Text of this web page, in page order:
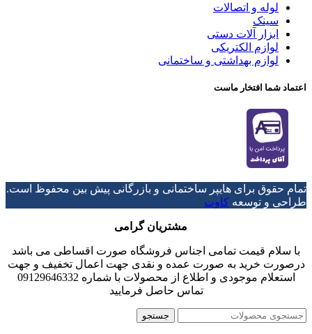
لوله و اتصالات
سینک
ابزار آلات دستی
لوازم الکتریکی
لوازم بهداشتی و ساختمانی
اعتماد شما افتخار ماست
تمام حقوق برای هایپر ساختمانی و بازرگانی پیش بین محفوظ است.
طراحی و توسعه کاوت
مشتریان گرامی
با سلام قیمت تمامی اجناس فروشگاه صورت اقساطی می باشد
درصورت خرید به صورت عمده و نقدی جهت اعمال تخفیف و جهت
استعلام موجودی و اطلاع از محصولات با شماره 09129646332
تماس حاصل فرمایید
جستجو